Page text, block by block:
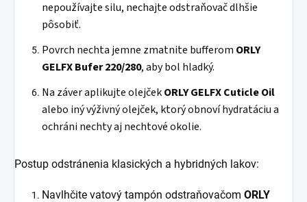
nepoužívajte silu, nechajte odstraňovač dlhšie
pôsobiť.
Povrch nechta jemne zmatnite bufferom ORLY
GELFX Bufer 220/280, aby bol hladký.
Na záver aplikujte olejčekORLY GELFX Cuticle Oil
alebo iný výživný olejček, ktorý obnoví hydratáciu a
ochráni nechty aj nechtové okolie.
Postup odstránenia klasických a hybridných lakov:
Navlhčite vatový tampón odstraňovačom ORLY